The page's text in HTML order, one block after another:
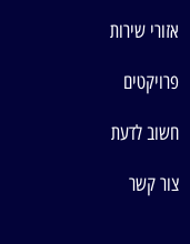
אזורי שירות
פרויקטים
חשוב לדעת
צור קשר